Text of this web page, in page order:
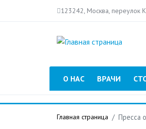
123242, Москва, переулок
О НАС ВРАЧИ
Главная страница Пресса